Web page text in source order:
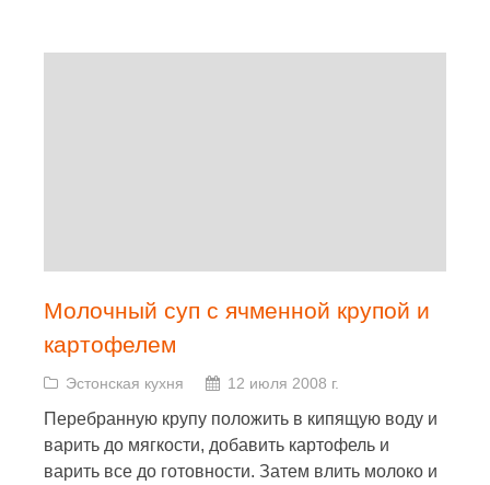
Молочный суп с ячменной крупой и
картофелем
Эстонская кухня 12 июля 2008 г.
Перебранную крупу положить в кипящую воду и
варить до мягкости, добавить картофель и
варить все до готовности. Затем влить молоко и